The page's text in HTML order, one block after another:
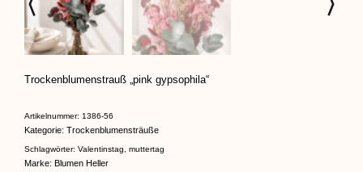
Trockenblumenstrauß „pink gypsophila“
Artikelnummer: 1386-56
Kategorie: Trockenblumensträuße
Schlagwörter: Valentinstag muttertag
Marke: Blumen Heller